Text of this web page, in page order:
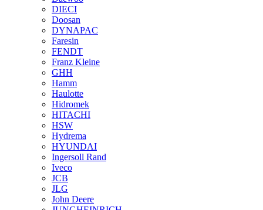
DIECI
Doosan
DYNAPAC
Faresin
FENDT
Franz Kleine
GHH
Hamm
Haulotte
Hidromek
HITACHI
HSW
Hydrema
HYUNDAI
Ingersoll Rand
Iveco
JCB
JLG
John Deere